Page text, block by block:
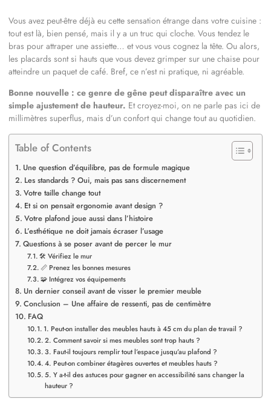
Vous avez peut-être déjà eu cette sensation étrange dans votre cuisine :
tout est là, bien pensé, mais il y a un truc qui cloche. Vous tendez le
bras pour attraper une assiette… et vous vous cognez la tête. Ou alors,
les placards sont si hauts que vous devez grimper sur une chaise pour
atteindre un paquet de café. Bref, ce n’est ni pratique, ni agréable.
Bonne nouvelle : ce genre de gêne peut disparaître avec un
simple ajustement de hauteur. Et croyez-moi, on ne parle pas ici de
millimètres superflus, mais d’un confort qui change tout au quotidien.
Table of Contents
Une question d’équilibre, pas de formule magique
Les standards ? Oui, mais pas sans discernement
Votre taille change tout
Et si on pensait ergonomie avant design ?
Votre plafond joue aussi dans l’histoire
L’esthétique ne doit jamais écraser l’usage
Questions à se poser avant de percer le mur
🛠️ Vérifiez le mur
📏 Prenez les bonnes mesures
🧩 Intégrez vos équipements
Un dernier conseil avant de visser le premier meuble
Conclusion – Une affaire de ressenti, pas de centimètre
FAQ
1. Peut-on installer des meubles hauts à 45 cm du plan de travail ?
2. Comment savoir si mes meubles sont trop hauts ?
3. Faut-il toujours remplir tout l’espace jusqu’au plafond ?
4. Peut-on combiner étagères ouvertes et meubles hauts ?
5. Y a-t-il des astuces pour gagner en accessibilité sans changer la
hauteur ?